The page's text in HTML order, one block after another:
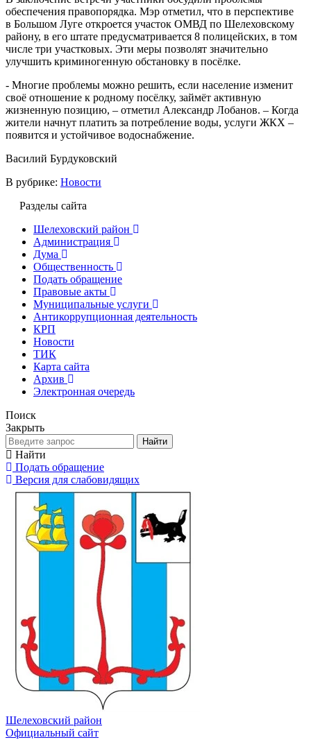
обеспечения правопорядка. Мэр отметил, что в перспективе
в Большом Луге откроется участок ОМВД по Шелеховскому
району, в его штате предусматривается 8 полицейских, в том
числе три участковых. Эти меры позволят значительно
улучшить криминогенную обстановку в посёлке.
- Многие проблемы можно решить, если население изменит
своё отношение к родному посёлку, займёт активную
жизненную позицию, – отметил Александр Лобанов. – Когда
жители начнут платить за потребление воды, услуги ЖКХ –
появится и устойчивое водоснабжение.
Василий Бурдуковский
В рубрике: Новости
Разделы сайта
Шелеховский район
Администрация
Дума
Общественность
Подать обращение
Правовые акты
Муниципальные услуги
Антикоррупционная деятельность
КРП
Новости
ТИК
Карта сайта
Архив
Электронная очередь
Поиск
Закрыть
Найти
Найти
Подать обращение
Версия для слабовидящих
Шелеховский район
Официальный сайт